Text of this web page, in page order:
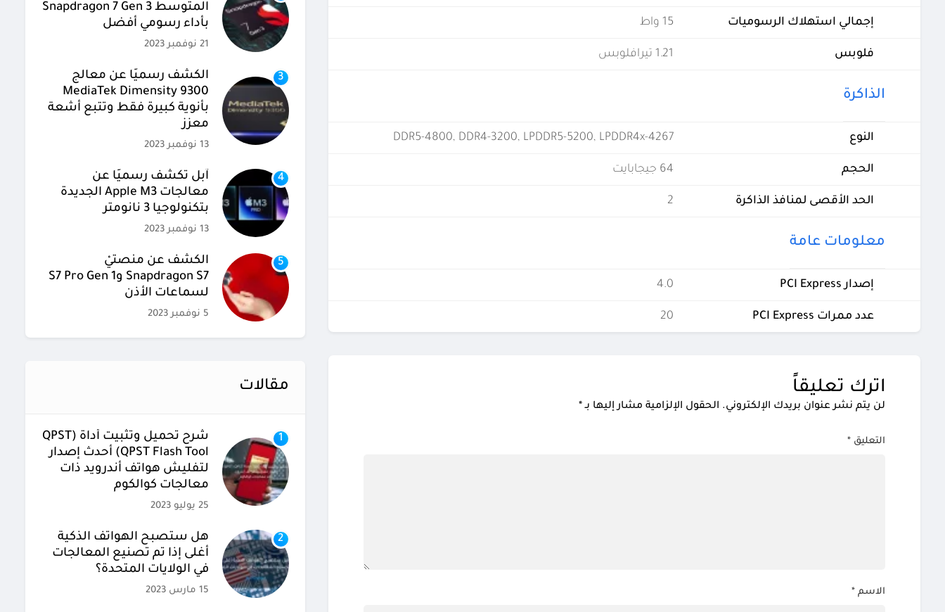
إجمالي استهلاك الرسوميات 15 واط
فلوبس 1.21 تيرافلوبس
الذاكرة
النوع DDR5-4800, DDR4-3200, LPDDR5-5200, LPDDR4x-4267
الحجم 64 جيجابايت
الحد الأقصى لمنافذ الذاكرة 2
معلومات عامة
إصدار PCI Express 4.0
عدد ممرات PCI Express 20
اترك تعليقاً
لن يتم نشر عنوان بريدك الإلكتروني. الحقول الإلزامية مشار إليها بـ*
التعليق*
الاسم*
المتوسط Snapdragon 7 Gen 3
بأداء رسومي أفضل
21 نوفمبر 2023
3
الكشف رسميًا عن معالج
MediaTek Dimensity 9300
بأنوية كبيرة فقط وتتبع أشعة
معزز
13 نوفمبر 2023
4
آبل تكشف رسميًا عن
معالجات Apple M3 الجديدة
بتكنولوجيا 3 نانومتر
13 نوفمبر 2023
5
الكشف عن منصتيْ
Snapdragon S7 وS7 Pro Gen 1
لسماعات الأذن
5 نوفمبر 2023
مقالات
1
شرح تحميل وتثبيت أداة (QPST
(QPST Flash Tool أحدث إصدار
لتفليش هواتف أندرويد ذات
معالجات كوالكوم
25 يوليو 2023
2
هل ستصبح الهواتف الذكية
أغلى إذا تم تصنيع المعالجات
في الولايات المتحدة؟
15 مارس 2023